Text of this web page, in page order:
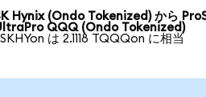
Hynix (Ondo Tokenized) から
QQQ (Ondo Tokenized)
SKHYon は 2.1118 TQQQon に相当